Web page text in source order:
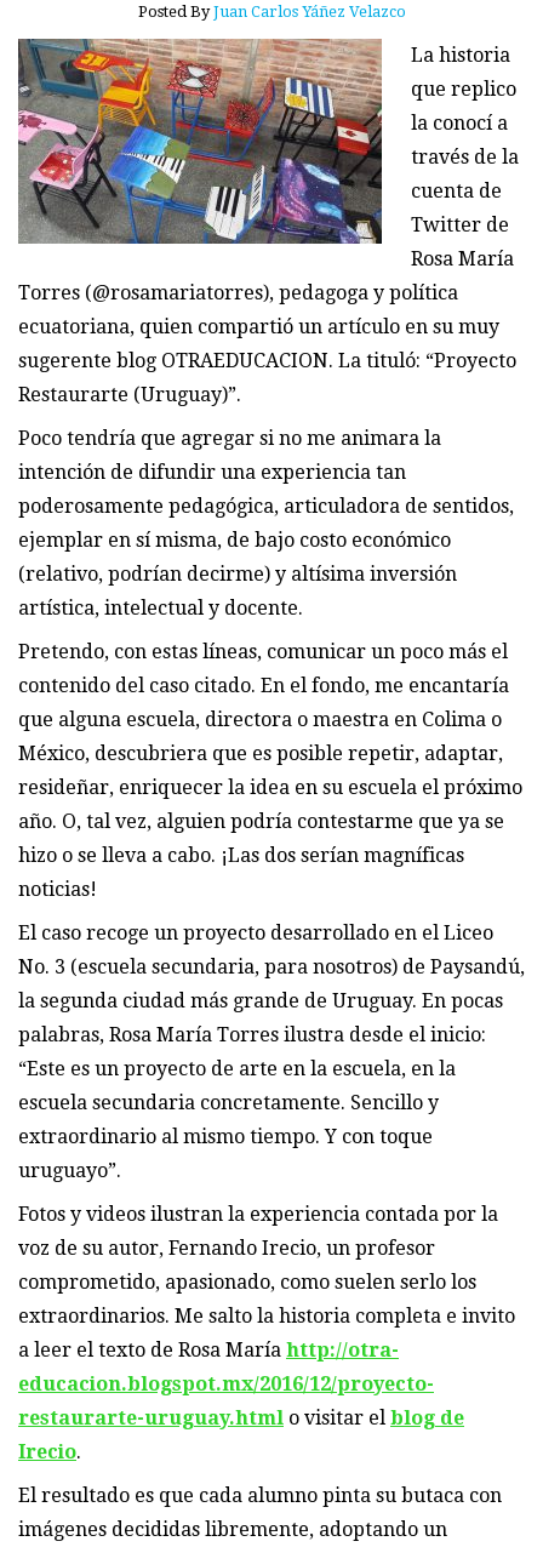
Posted ByJuan Carlos Yáñez Velazco
La historia
que replico
la conocí a
través de la
cuenta de
Twitter de
Rosa María
Torres (@rosamariatorres), pedagoga y política
ecuatoriana, quien compartió un artículo en su muy
sugerente blog OTRAEDUCACION. La tituló: “Proyecto
Restaurarte (Uruguay)”.
Poco tendría que agregar si no me animara la
intención de difundir una experiencia tan
poderosamente pedagógica, articuladora de sentidos,
ejemplar en sí misma, de bajo costo económico
(relativo, podrían decirme) y altísima inversión
artística, intelectual y docente.
Pretendo, con estas líneas, comunicar un poco más el
contenido del caso citado. En el fondo, me encantaría
que alguna escuela, directora o maestra en Colima o
México, descubriera que es posible repetir, adaptar,
resideñar, enriquecer la idea en su escuela el próximo
año. O, tal vez, alguien podría contestarme que ya se
hizo o se lleva a cabo. ¡Las dos serían magníficas
noticias!
El caso recoge un proyecto desarrollado en el Liceo
No. 3 (escuela secundaria, para nosotros) de Paysandú,
la segunda ciudad más grande de Uruguay. En pocas
palabras, Rosa María Torres ilustra desde el inicio:
“Este es un proyecto de arte en la escuela, en la
escuela secundaria concretamente. Sencillo y
extraordinario al mismo tiempo. Y con toque
uruguayo”.
Fotos y videos ilustran la experiencia contada por la
voz de su autor, Fernando Irecio, un profesor
comprometido, apasionado, como suelen serlo los
extraordinarios. Me salto la historia completa e invito
a leer el texto de Rosa María http://otra-
educacion.blogspot.mx/2016/12/proyecto-
restaurarte-uruguay.html o visitar el blog de
Irecio.
El resultado es que cada alumno pinta su butaca con
imágenes decididas libremente, adoptando un